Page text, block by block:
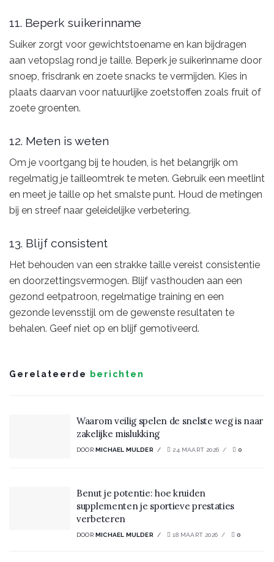
11. Beperk suikerinname
Suiker zorgt voor gewichtstoename en kan bijdragen
aan vetopslag rond je taille. Beperk je suikerinname door
snoep, frisdrank en zoete snacks te vermijden. Kies in
plaats daarvan voor natuurlijke zoetstoffen zoals fruit of
zoete groenten.
12. Meten is weten
Om je voortgang bij te houden, is het belangrijk om
regelmatig je tailleomtrek te meten. Gebruik een meetlint
en meet je taille op het smalste punt. Houd de metingen
bij en streef naar geleidelijke verbetering.
13. Blijf consistent
Het behouden van een strakke taille vereist consistentie
en doorzettingsvermogen. Blijf vasthouden aan een
gezond eetpatroon, regelmatige training en een
gezonde levensstijl om de gewenste resultaten te
behalen. Geef niet op en blijf gemotiveerd.
Gerelateerde berichten
Waarom veilig spelen de snelste weg is naar
zakelijke mislukking
DOOR MICHAEL MULDER 24 MAART 2026 0
Benut je potentie: hoe kruiden
supplementen je sportieve prestaties
verbeteren
DOOR MICHAEL MULDER 18 MAART 2026 0